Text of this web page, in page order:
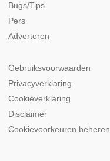
Bugs/Tips
Pers
Adverteren
Gebruiksvoorwaarden
Privacyverklaring
Cookieverklaring
Disclaimer
Cookievoorkeuren beheren